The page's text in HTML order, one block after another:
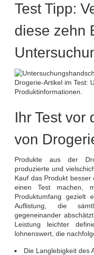
Test Tipp:
diese zehn
Drogerie-Artikel im Test:
Produktinformationen.
Ihr Test vor
von
Produkte aus der
produzierte und
Kauf das Produkt
einen Test machen,
Produktumfang gezielt
Auflistung, die
gegeneinander
Leistung leichter
lohnenswert, die
Die Langlebigkeit des